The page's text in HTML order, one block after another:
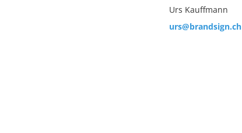
Urs Kauffmann
urs@brandsign.ch